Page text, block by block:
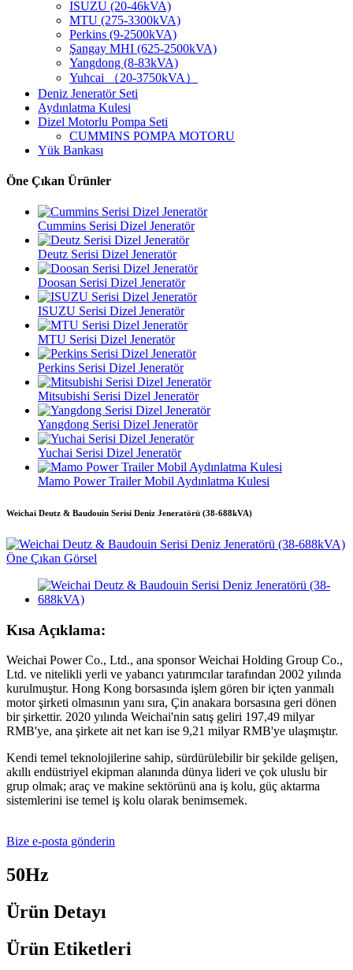
ISUZU (20-46kVA)
MTU (275-3300kVA)
Perkins (9-2500kVA)
Şangay MHI (625-2500kVA)
Yangdong (8-83kVA)
Yuhcai （20-3750kVA）
Deniz Jeneratör Seti
Aydınlatma Kulesi
Dizel Motorlu Pompa Seti
CUMMINS POMPA MOTORU
Yük Bankası
Öne Çıkan Ürünler
Cummins Serisi Dizel Jeneratör
Deutz Serisi Dizel Jeneratör
Doosan Serisi Dizel Jeneratör
ISUZU Serisi Dizel Jeneratör
MTU Serisi Dizel Jeneratör
Perkins Serisi Dizel Jeneratör
Mitsubishi Serisi Dizel Jeneratör
Yangdong Serisi Dizel Jeneratör
Yuchai Serisi Dizel Jeneratör
Mamo Power Trailer Mobil Aydınlatma Kulesi
Weichai Deutz & Baudouin Serisi Deniz Jeneratörü (38-688kVA)
Kısa Açıklama:
Weichai Power Co., Ltd., ana sponsor Weichai Holding Group Co.,
Ltd. ve nitelikli yerli ve yabancı yatırımcılar tarafından 2002 yılında
kurulmuştur. Hong Kong borsasında işlem gören bir içten yanmalı
motor şirketi olmasının yanı sıra, Çin anakara borsasına geri dönen
bir şirkettir. 2020 yılında Weichai'nin satış geliri 197,49 milyar
RMB'ye, ana şirkete ait net karı ise 9,21 milyar RMB'ye ulaşmıştır.
Kendi temel teknolojilerine sahip, sürdürülebilir bir şekilde gelişen,
akıllı endüstriyel ekipman alanında dünya lideri ve çok uluslu bir
grup olmak; araç ve makine sektörünü ana iş kolu, güç aktarma
sistemlerini ise temel iş kolu olarak benimsemek.
Bize e-posta gönderin
50Hz
Ürün Detayı
Ürün Etiketleri